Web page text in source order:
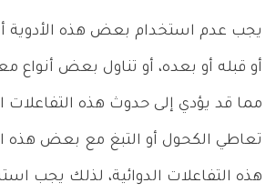
يجب عدم استخدام بعض هذه الأدوية
أو قبله أو بعده، أو تناول بعض أنواع
مما قد يؤدي إلى حدوث هذه التفاعلات
تعاطي الكحول أو التبغ مع بعض هذه
هذه التفاعلات الدوائية، لذلك يجب